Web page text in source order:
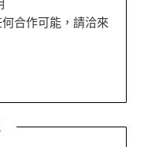
合作可能，請洽來